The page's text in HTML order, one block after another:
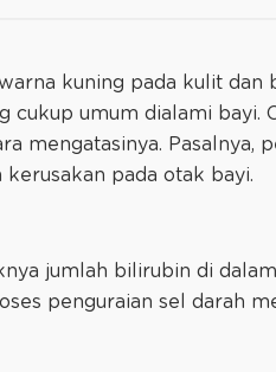
kuning pada kulit dan
cukup umum dialami bayi.
mengatasinya. Pasalnya,
pada otak bayi.
jumlah bilirubin di
penguraian sel darah